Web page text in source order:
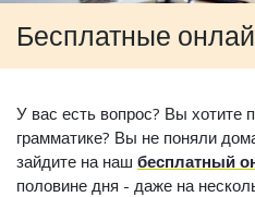
Бесплатные
У вас есть вопрос? Вы хотите
грамматике? Вы не поняли
зайдите на наш бесплатный
половине дня - даже на